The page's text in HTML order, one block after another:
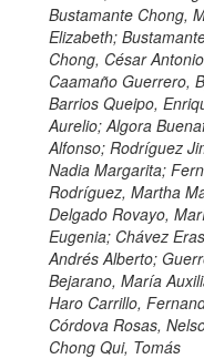
Bustamante Chong,
Elizabeth;
Chong, César
Caamaño Guerrero,
Barrios Queipo,
Aurelio; Algora
Alfonso; Rodríguez
Nadia Margarita;
Rodríguez, Martha
Delgado Rovayo,
Eugenia; Chávez
Andrés Alberto;
Bejarano, María
Haro Carrillo,
Córdova Rosas,
Chong Qui, Tomás